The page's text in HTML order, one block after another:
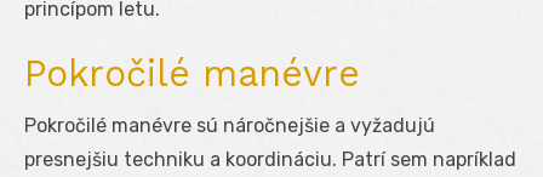
princípom letu.
Pokročilé manévre
Pokročilé manévre sú náročnejšie a vyžadujú
presnejšiu techniku a koordináciu. Patrí sem napríklad